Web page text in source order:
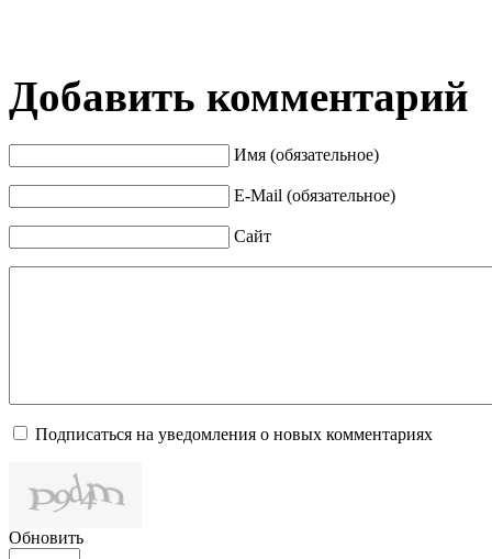
Добавить комментарий
Имя (обязательное)
E-Mail (обязательное)
Сайт
Подписаться на уведомления о новых комментариях
Обновить